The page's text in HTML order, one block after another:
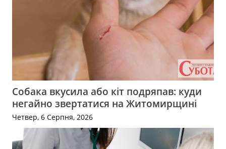
Собака вкусила або кіт подряпав: куди
негайно звертатися на Житомирщині
Четвер, 6 Серпня, 2026